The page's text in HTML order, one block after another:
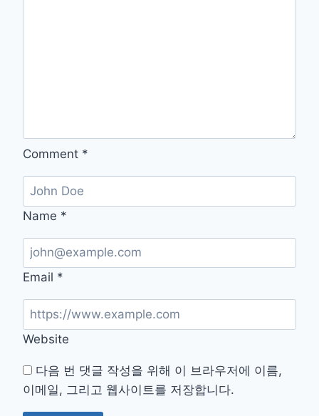
Comment *
Name *
Email *
Website
다음 번 댓글 작성을 위해 이 브라우저에 이름,
이메일, 그리고 웹사이트를 저장합니다.